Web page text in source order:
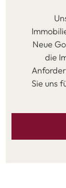
Neue
die
Sie uns